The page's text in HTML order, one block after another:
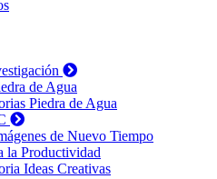
de Agua
Piedra de Agua
de Nuevo Tiempo
la Productividad
Ideas Creativas